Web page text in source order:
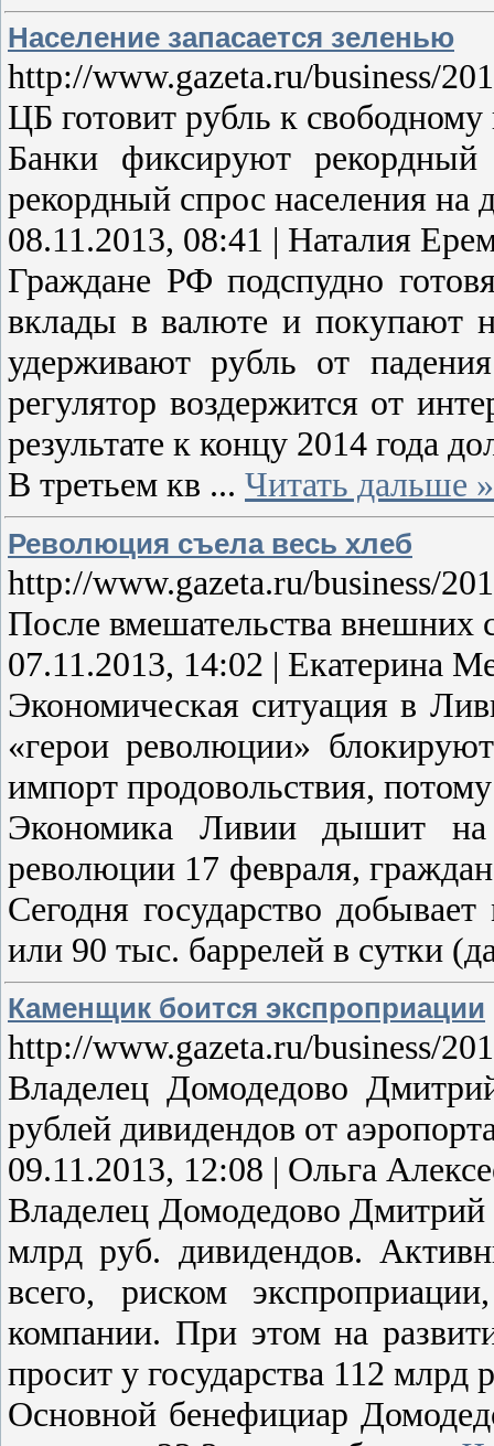
Население запасается зеленью
http://www.gazeta.ru/business/
ЦБ готовит рубль к
Банки фиксируют
рекордный спрос населения на
08.11.2013, 08:41 | Наталия
Граждане РФ подспудно
вклады в валюте и покупают
удерживают рубль от
регулятор воздержится от
результате к концу 2014 года
В третьем кв ... Читать дальше »
Революция съела весь хлеб
http://www.gazeta.ru/business/
После вмешательства внешних
07.11.2013, 14:02 | Екатерина
Экономическая ситуация в
«герои революции»
импорт продовольствия,
Экономика Ливии дышит на
революции 17 февраля,
Сегодня государство
или 90 тыс. баррелей в сутки
Каменщик боится экспроприации
http://www.gazeta.ru/business/
Владелец Домодедово
рублей дивидендов от
09.11.2013, 12:08 | Ольга
Владелец Домодедово
млрд руб. дивидендов.
всего, риском
компании. При этом на
просит у государства 112 млрд
Основной бенефициар